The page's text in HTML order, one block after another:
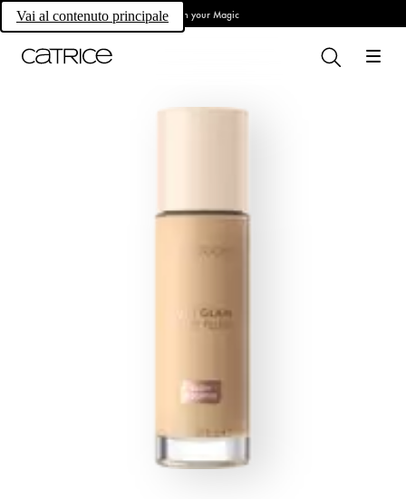
Vai al contenuto principaleOwn your Magic